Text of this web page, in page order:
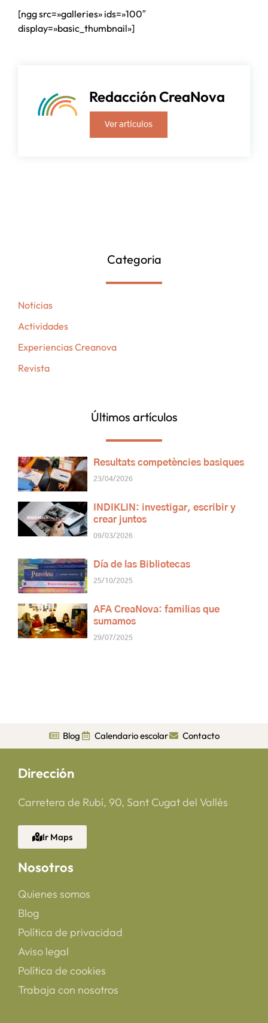
[ngg src=»galleries» ids=»100″
display=»basic_thumbnail»]
Redacción CreaNova
Ver artículos
Categoria
Noticias
Actividades
Experiencias Creanova
Revista
Últimos artículos
Resultats competències basiques
23/04/2026
INDIKLIN: investigar, escribir y
crear juntos
09/03/2026
Día de las Bibliotecas
25/10/2025
AFA CreaNova: familias que
sumamos
29/07/2025
Blog Calendario escolar Contacto
Dirección
Carretera de Rubí, 90, Sant Cugat del Vallès
Ir Maps
Nosotros
Quienes somos
Blog
Política de privacidad
Aviso legal
Política de cookies
Trabaja con nosotros